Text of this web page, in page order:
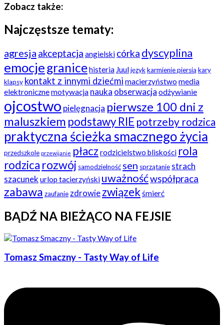
Zobacz także:
Najczęstsze tematy:
agresja akceptacja angielski córka dyscyplina
emocjegranicehisteria Juuljęzykkarmienie piersią kary
klapsy kontakt z innymi dziećmi macierzyństwo media
elektronicznemotywacja nauka obserwacja odżywianie
ojcostwo pielęgnacja pierwsze 100 dni z
maluszkiem podstawy RIE potrzeby rodzica
praktyczna ścieżka smacznego życia
przedszkole przewijanie płacz rodzicielstwo bliskości rola
rodzica rozwój samodzielność sen sprzątanie strach
szacunek urlop tacierzyński uważnośćwspółpraca
zabawa zaufanie zdrowiezwiązekśmierć
BĄDŹ NA BIEŻĄCO NA FEJSIE
Tomasz Smaczny - Tasty Way of Life